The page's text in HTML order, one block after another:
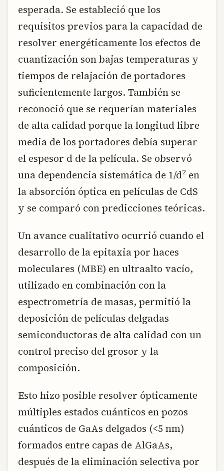
esperada. Se estableció que los
requisitos previos para la capacidad de
resolver energéticamente los efectos de
cuantización son bajas temperaturas y
tiempos de relajación de portadores
suficientemente largos. También se
reconoció que se requerían materiales
de alta calidad porque la longitud libre
media de los portadores debía superar
el espesor d de la película. Se observó
una dependencia sistemática de 1/d2 en
la absorción óptica en películas de CdS
y se comparó con predicciones teóricas.
Un avance cualitativo ocurrió cuando el
desarrollo de la epitaxia por haces
moleculares (MBE) en ultraalto vacío,
utilizado en combinación con la
espectrometría de masas, permitió la
deposición de películas delgadas
semiconductoras de alta calidad con un
control preciso del grosor y la
composición.
Esto hizo posible resolver ópticamente
múltiples estados cuánticos en pozos
cuánticos de GaAs delgados (<5 nm)
formados entre capas de AlGaAs,
después de la eliminación selectiva por